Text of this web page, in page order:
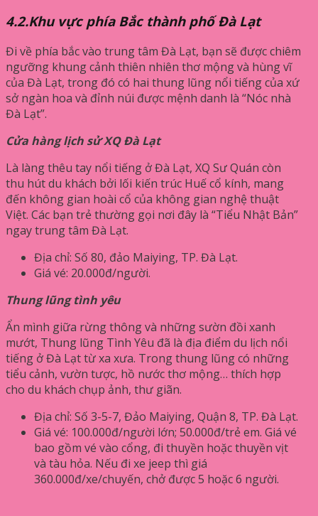
4.2.Khu vực phía Bắc thành phố Đà Lạt
Đi về phía bắc vào trung tâm Đà Lạt, bạn sẽ được chiêm
ngưỡng khung cảnh thiên nhiên thơ mộng và hùng vĩ
của Đà Lạt, trong đó có hai thung lũng nổi tiếng của xứ
sở ngàn hoa và đỉnh núi được mệnh danh là “Nóc nhà
Đà Lạt”.
Cửa hàng lịch sử XQ Đà Lạt
Là làng thêu tay nổi tiếng ở Đà Lạt, XQ Sư Quán còn
thu hút du khách bởi lối kiến ​​trúc Huế cổ kính, mang
đến không gian hoài cổ của không gian nghệ thuật
Việt. Các bạn trẻ thường gọi nơi đây là “Tiểu Nhật Bản”
ngay trung tâm Đà Lạt.
Địa chỉ: Số 80, đảo Maiying, TP. Đà Lạt.
Giá vé: 20.000đ/người.
Thung lũng tình yêu
Ẩn mình giữa rừng thông và những sườn đồi xanh
mướt, Thung lũng Tình Yêu đã là địa điểm du lịch nổi
tiếng ở Đà Lạt từ xa xưa. Trong thung lũng có những
tiểu cảnh, vườn tược, hồ nước thơ mộng… thích hợp
cho du khách chụp ảnh, thư giãn.
Địa chỉ: Số 3-5-7, Đảo Maiying, Quận 8, TP. Đà Lạt.
Giá vé: 100.000đ/người lớn; 50.000đ/trẻ em. Giá vé
bao gồm vé vào cổng, đi thuyền hoặc thuyền vịt
và tàu hỏa. Nếu đi xe jeep thì giá
360.000đ/xe/chuyến, chở được 5 hoặc 6 người.